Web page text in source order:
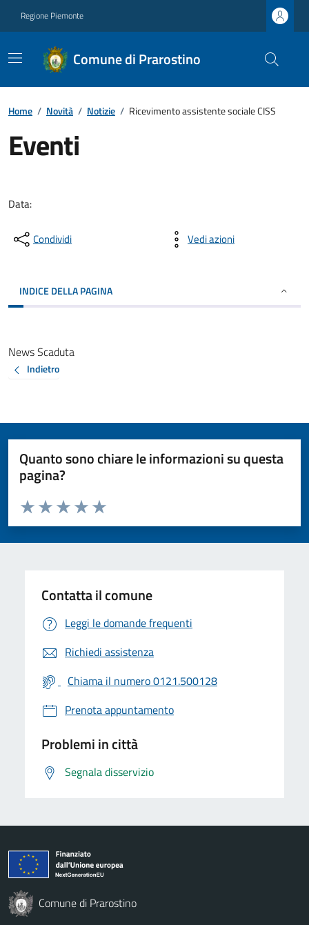
Regione Piemonte
Comune di Prarostino
Home / Novità / Notizie / Ricevimento assistente sociale CISS
Eventi
Data:
Condividi Vedi azioni
INDICE DELLA PAGINA
News Scaduta
Indietro
Quanto sono chiare le informazioni su questa
pagina?
Valuta da 1 a 5 stelle la pagina
Valuta 5 stelle su 5
Valuta 4 stelle su 5
Valuta 3 stelle su 5
Valuta 2 stelle su 5
Valuta 1 stelle su 5
Contatta il comune
Leggi le domande frequenti
Richiedi assistenza
Chiama il numero 0121.500128
Prenota appuntamento
Problemi in città
Segnala disservizio
Comune di Prarostino